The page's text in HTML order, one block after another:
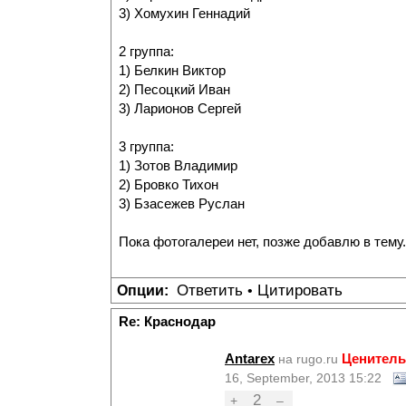
3) Хомухин Геннадий
2 группа:
1) Белкин Виктор
2) Песоцкий Иван
3) Ларионов Сергей
3 группа:
1) Зотов Владимир
2) Бровко Тихон
3) Бзасежев Руслан
Пока фотогалереи нет, позже добавлю в тему.
Опции: Ответить • Цитировать
Re: Краснодар
Antarex на rugo.ru
16, September, 2013 15:22
+
2 –